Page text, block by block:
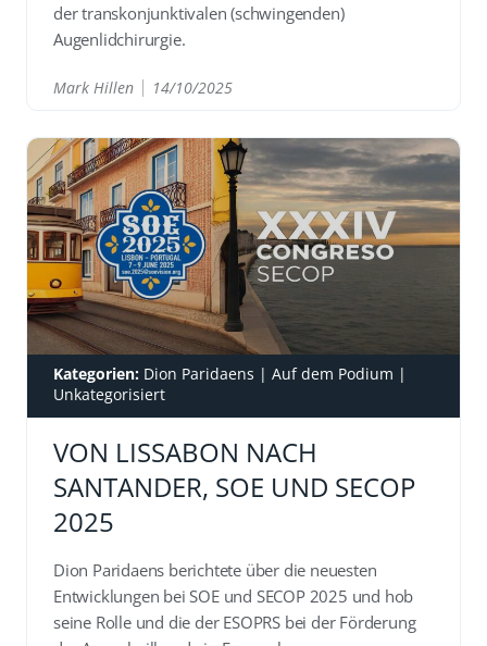
der transkonjunktivalen (schwingenden)
Augenlidchirurgie.
Mark Hillen 14/10/2025
Kategorien: Dion Paridaens | Auf dem Podium |
Unkategorisiert
VON LISSABON NACH
SANTANDER, SOE UND SECOP
2025
Dion Paridaens berichtete über die neuesten
Entwicklungen bei SOE und SECOP 2025 und hob
seine Rolle und die der ESOPRS bei der Förderung